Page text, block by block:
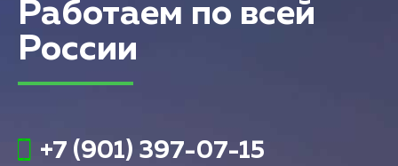
Работаем по всей
России
+7 (901) 397-07-15